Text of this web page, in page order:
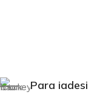
Para iadesi